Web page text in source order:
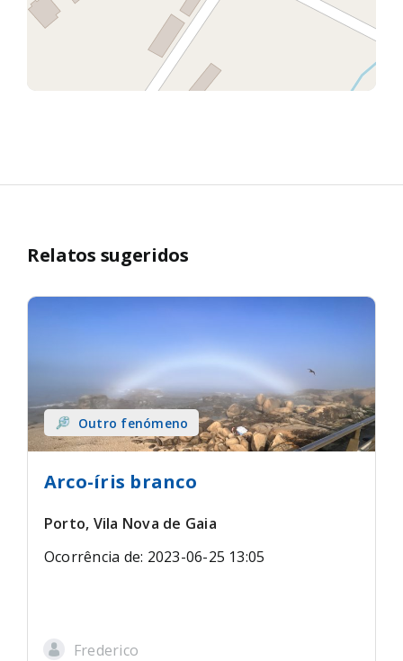
Relatos sugeridos
Outro fenómeno
Arco-íris branco
Porto, Vila Nova de Gaia
Ocorrência de: 2023-06-25 13:05
Frederico